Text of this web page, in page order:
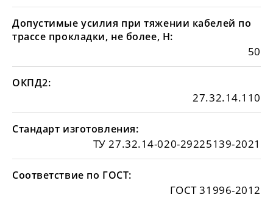
Допустимые усилия при тяжении кабелей по
трассе прокладки, не более, Н:
50
ОКПД2:
27.32.14.110
Стандарт изготовления:
ТУ 27.32.14-020-29225139-2021
Соответствие по ГОСТ:
ГОСТ 31996-2012